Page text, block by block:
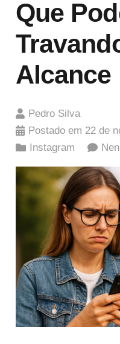
Que
Alcance
Pedro Silva
Postado em 22 de
Instagram